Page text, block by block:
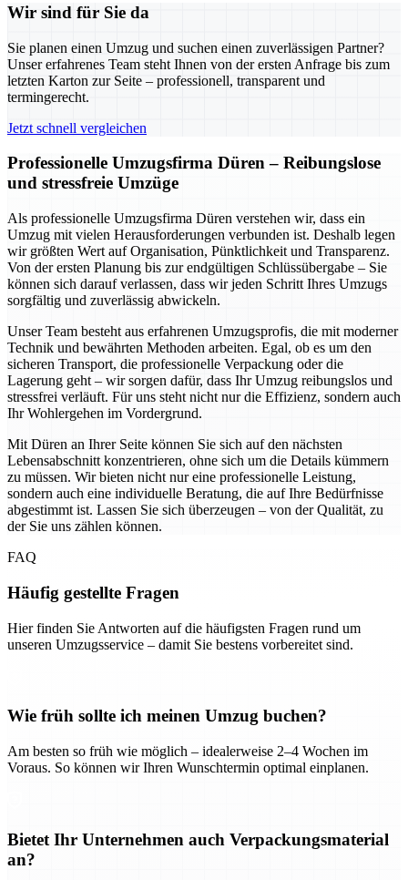
Wir sind für Sie da
Sie planen einen Umzug und suchen einen zuverlässigen Partner?
Unser erfahrenes Team steht Ihnen von der ersten Anfrage bis zum
letzten Karton zur Seite – professionell, transparent und
termingerecht.
Jetzt schnell vergleichen
Professionelle Umzugsfirma Düren – Reibungslose
und stressfreie Umzüge
Als professionelle Umzugsfirma Düren verstehen wir, dass ein
Umzug mit vielen Herausforderungen verbunden ist. Deshalb legen
wir größten Wert auf Organisation, Pünktlichkeit und Transparenz.
Von der ersten Planung bis zur endgültigen Schlüssübergabe – Sie
können sich darauf verlassen, dass wir jeden Schritt Ihres Umzugs
sorgfältig und zuverlässig abwickeln.
Unser Team besteht aus erfahrenen Umzugsprofis, die mit moderner
Technik und bewährten Methoden arbeiten. Egal, ob es um den
sicheren Transport, die professionelle Verpackung oder die
Lagerung geht – wir sorgen dafür, dass Ihr Umzug reibungslos und
stressfrei verläuft. Für uns steht nicht nur die Effizienz, sondern auch
Ihr Wohlergehen im Vordergrund.
Mit Düren an Ihrer Seite können Sie sich auf den nächsten
Lebensabschnitt konzentrieren, ohne sich um die Details kümmern
zu müssen. Wir bieten nicht nur eine professionelle Leistung,
sondern auch eine individuelle Beratung, die auf Ihre Bedürfnisse
abgestimmt ist. Lassen Sie sich überzeugen – von der Qualität, zu
der Sie uns zählen können.
FAQ
Häufig gestellte Fragen
Hier finden Sie Antworten auf die häufigsten Fragen rund um
unseren Umzugsservice – damit Sie bestens vorbereitet sind.
Wie früh sollte ich meinen Umzug buchen?
Am besten so früh wie möglich – idealerweise 2–4 Wochen im
Voraus. So können wir Ihren Wunschtermin optimal einplanen.
Bietet Ihr Unternehmen auch Verpackungsmaterial
an?